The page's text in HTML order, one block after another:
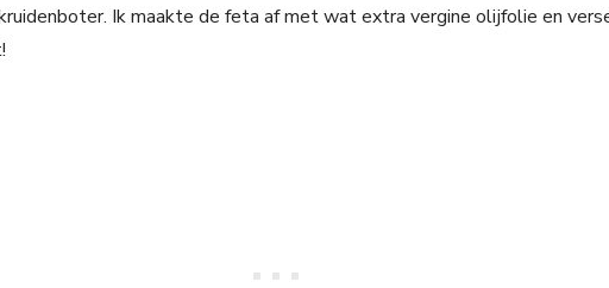
Ik maakte de feta af met wat extra vergine olijfolie en